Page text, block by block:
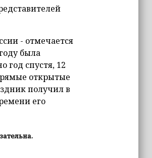
- отмечается
была
год спустя, 12
открытые
получил в
его